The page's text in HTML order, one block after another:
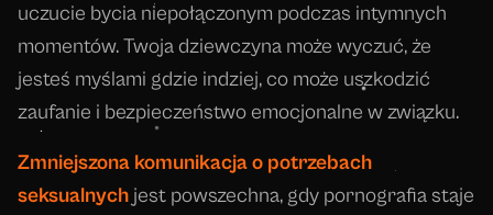
uczucie bycia niepołączonym podczas intymnych
momentów. Twoja dziewczyna może wyczuć, że
jesteś myślami gdzie indziej, co może uszkodzić
zaufanie i bezpieczeństwo emocjonalne w związku.
Zmniejszona komunikacja o potrzebach
seksualnych jest powszechna, gdy pornografia staje